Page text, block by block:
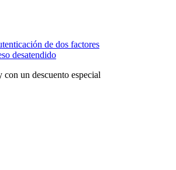
de dos factores
desatendido
un descuento especial